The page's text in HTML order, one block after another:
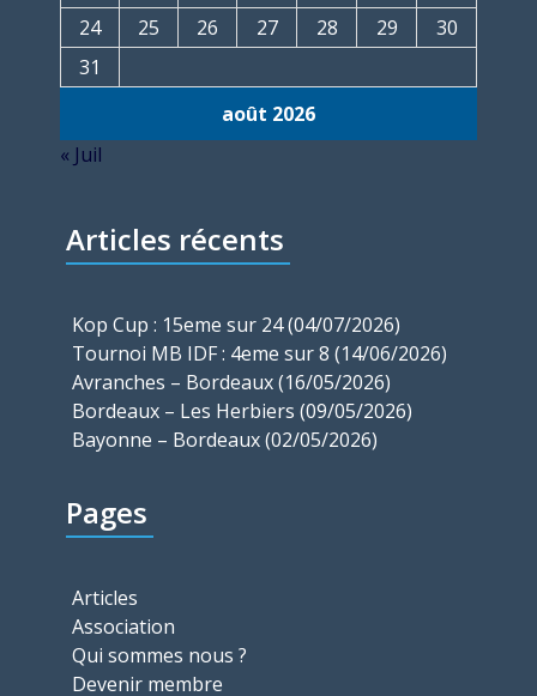
août 2026
24
25 26 27 28 29
30
31
« Juil
Articles récents
Kop Cup : 15eme sur 24 (04/07/2026)
Tournoi MB IDF : 4eme sur 8 (14/06/2026)
Avranches – Bordeaux (16/05/2026)
Bordeaux – Les Herbiers (09/05/2026)
Bayonne – Bordeaux (02/05/2026)
Pages
Articles
Association
Qui sommes nous ?
Devenir membre